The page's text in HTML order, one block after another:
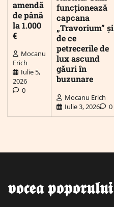
amendă
de până
la 1.000
€
Mocanu
Erich
Iulie 5,
2026
0
funcționează
capcana
„Travorium” și
de ce
petrecerile de
lux ascund
găuri în
buzunare
Mocanu Erich
Iulie 3, 2026
0
𝖛𝖔𝖈𝖊𝖆 𝖕𝖔𝖕𝖔𝖗𝖚𝖑𝖚𝖎